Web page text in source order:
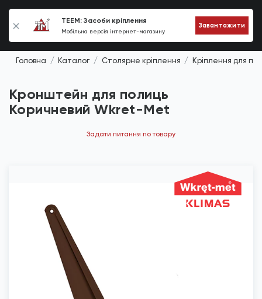
TEEM: Засоби кріплення
Мобільна версія інтернет-магазину
Завантажити
0
Головна Каталог Столярне кріплення Кріплення для
Кронштейн для полиць
Коричневий Wkret-Met
Задати питання по товару